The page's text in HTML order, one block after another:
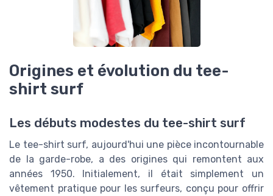
Origines et évolution du tee-
shirt surf
Les débuts modestes du tee-shirt surf
Le tee-shirt surf, aujourd'hui une pièce incontournable
de la garde-robe, a des origines qui remontent aux
années 1950. Initialement, il était simplement un
vêtement pratique pour les surfeurs, conçu pour offrir